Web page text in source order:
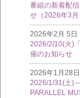
番組の新着配
せ（2026年3月
2026年2月 5日
2026/2/10(火)
催のお知らせ
2026年1月28日
2026/1/31(土)
PARALLEL